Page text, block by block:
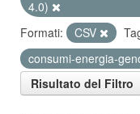
4.0)
Formati:
CSV
consumi-energia-
Risultato del Filtro